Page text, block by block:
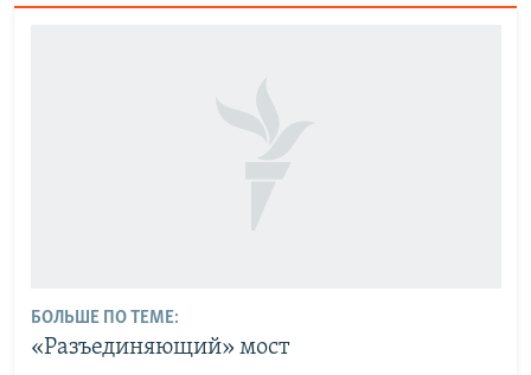
БОЛЬШЕ ПО ТЕМЕ:
«Разъединяющий» мост